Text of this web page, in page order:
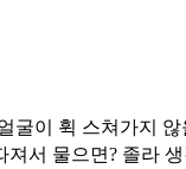
굴이 휙 스쳐가지 않
져서 물으면? 졸라